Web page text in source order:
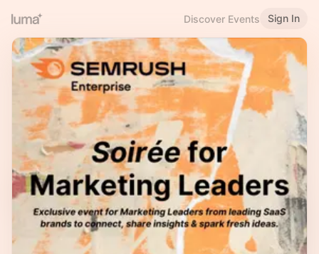
Discover Events Sign In